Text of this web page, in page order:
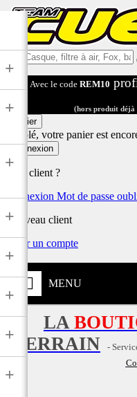
Avec le code REM10
(hors produit déjà
Panier
Désolé, votre panier est
Connexion
Déjà client ?
Connexion Mot de passe
Nouveau client
Créer un compte
MENU
+
+
+
+
+
+
+
+
LA
TERRAIN
-